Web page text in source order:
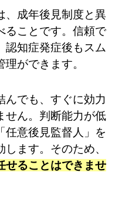
、成年後見制度と異
ることです。信頼で
認知症発症後もスム
ができます。
んでも、すぐに効力
せん。判断能力が低
任意後見監督人」を
ます。そのため、
せることはできませ